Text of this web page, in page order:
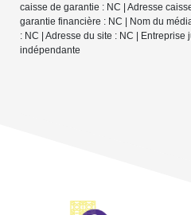
caisse de garantie : NC | Adresse
garantie financière : NC | Nom du
: NC | Adresse du site : NC |
Entreprise
indépendante